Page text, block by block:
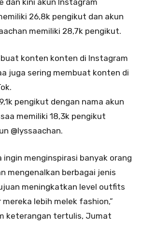
dan kini akun Instagram
26,8k pengikut dan akun
memiliki 28,7k pengikut.
konten konten di Instagram
juga sering membuat konten di
pengikut dengan nama akun
memiliki 18,3k pengikut
@lyssaachan.
ingin menginspirasi banyak orang
mengenalkan berbagai jenis
meningkatkan level outfits
lebih melek fashion,”
keterangan tertulis, Jumat